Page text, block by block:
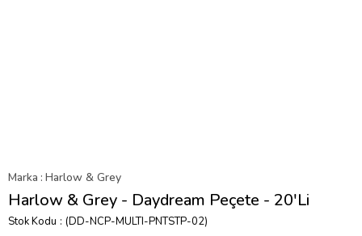
Marka : Harlow & Grey
Harlow & Grey - Daydream Peçete - 20'Li
Stok Kodu (DD-NCP-MULTI-PNTSTP-02)